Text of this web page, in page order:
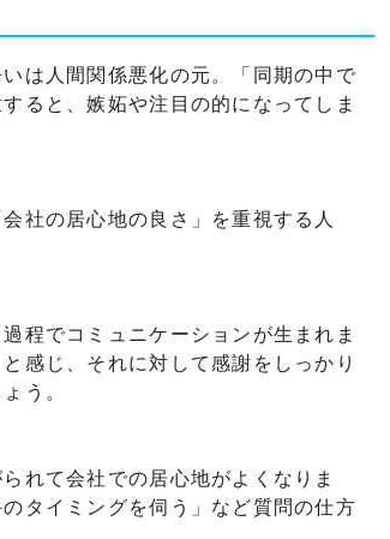
は人間関係悪化の元。「同期の中で
ると、嫉妬や注目の的になってしま
社の居心地の良さ」を重視する人
程でコミュニケーションが生まれま
感じ、それに対して感謝をしっかり
う。
れて会社での居心地がよくなりま
タイミングを伺う」など質問の仕方